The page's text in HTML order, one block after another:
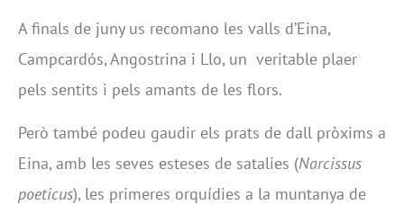
A finals de juny us recomano les valls d’Eina,
Campcardós, Angostrina i Llo, un veritable plaer
pels sentits i pels amants de les flors.
Però també podeu gaudir els prats de dall pròxims a
Eina, amb les seves esteses de satalies (Narcissus
poeticus), les primeres orquídies a la muntanya de